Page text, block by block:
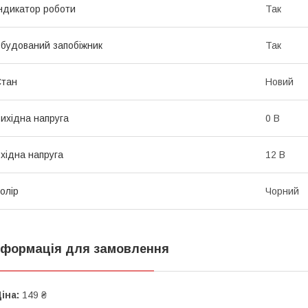
роботи Так
запобіжник Так
Новий
напруга 0 В
напруга 12 В
Чорний
для замовлення
149 ₴